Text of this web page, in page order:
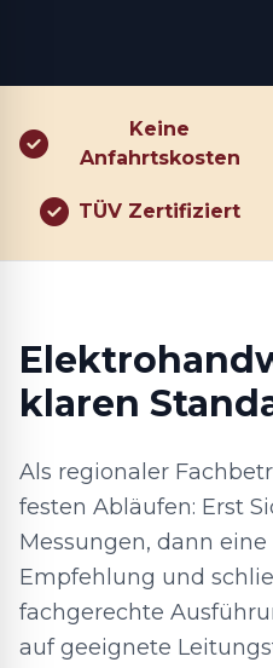
Keine
Anfahrtskosten
TÜV Zertifiziert
klaren
Als regionaler
festen Abläufen: Erst
Messungen, dann
Empfehlung und
fachgerechte
auf geeignete